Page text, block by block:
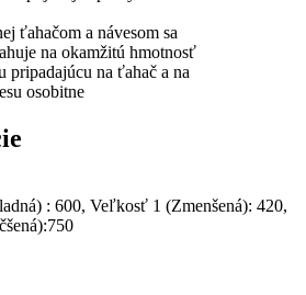
ťahačom a návesom sa
na okamžitú hmotnosť
pripadajúcu na ťahač a na
osobitne
: 600, Veľkosť 1 (Zmenšená): 420,